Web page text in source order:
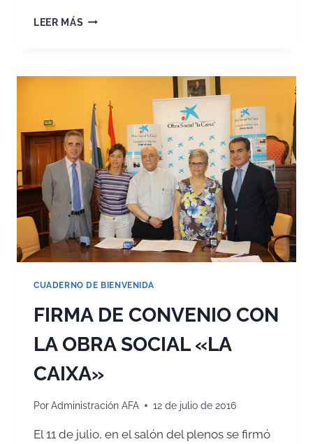
LEER MÁS ¡¡¡TE
DE
CUADERNO DE BIENVENIDA
FIRMA DE CONVENIO CON
LA OBRA SOCIAL «LA
CAIXA»
PorAdministración AFA 12 de julio de 2016
El 11 de julio, en el salón del plenos se firmó